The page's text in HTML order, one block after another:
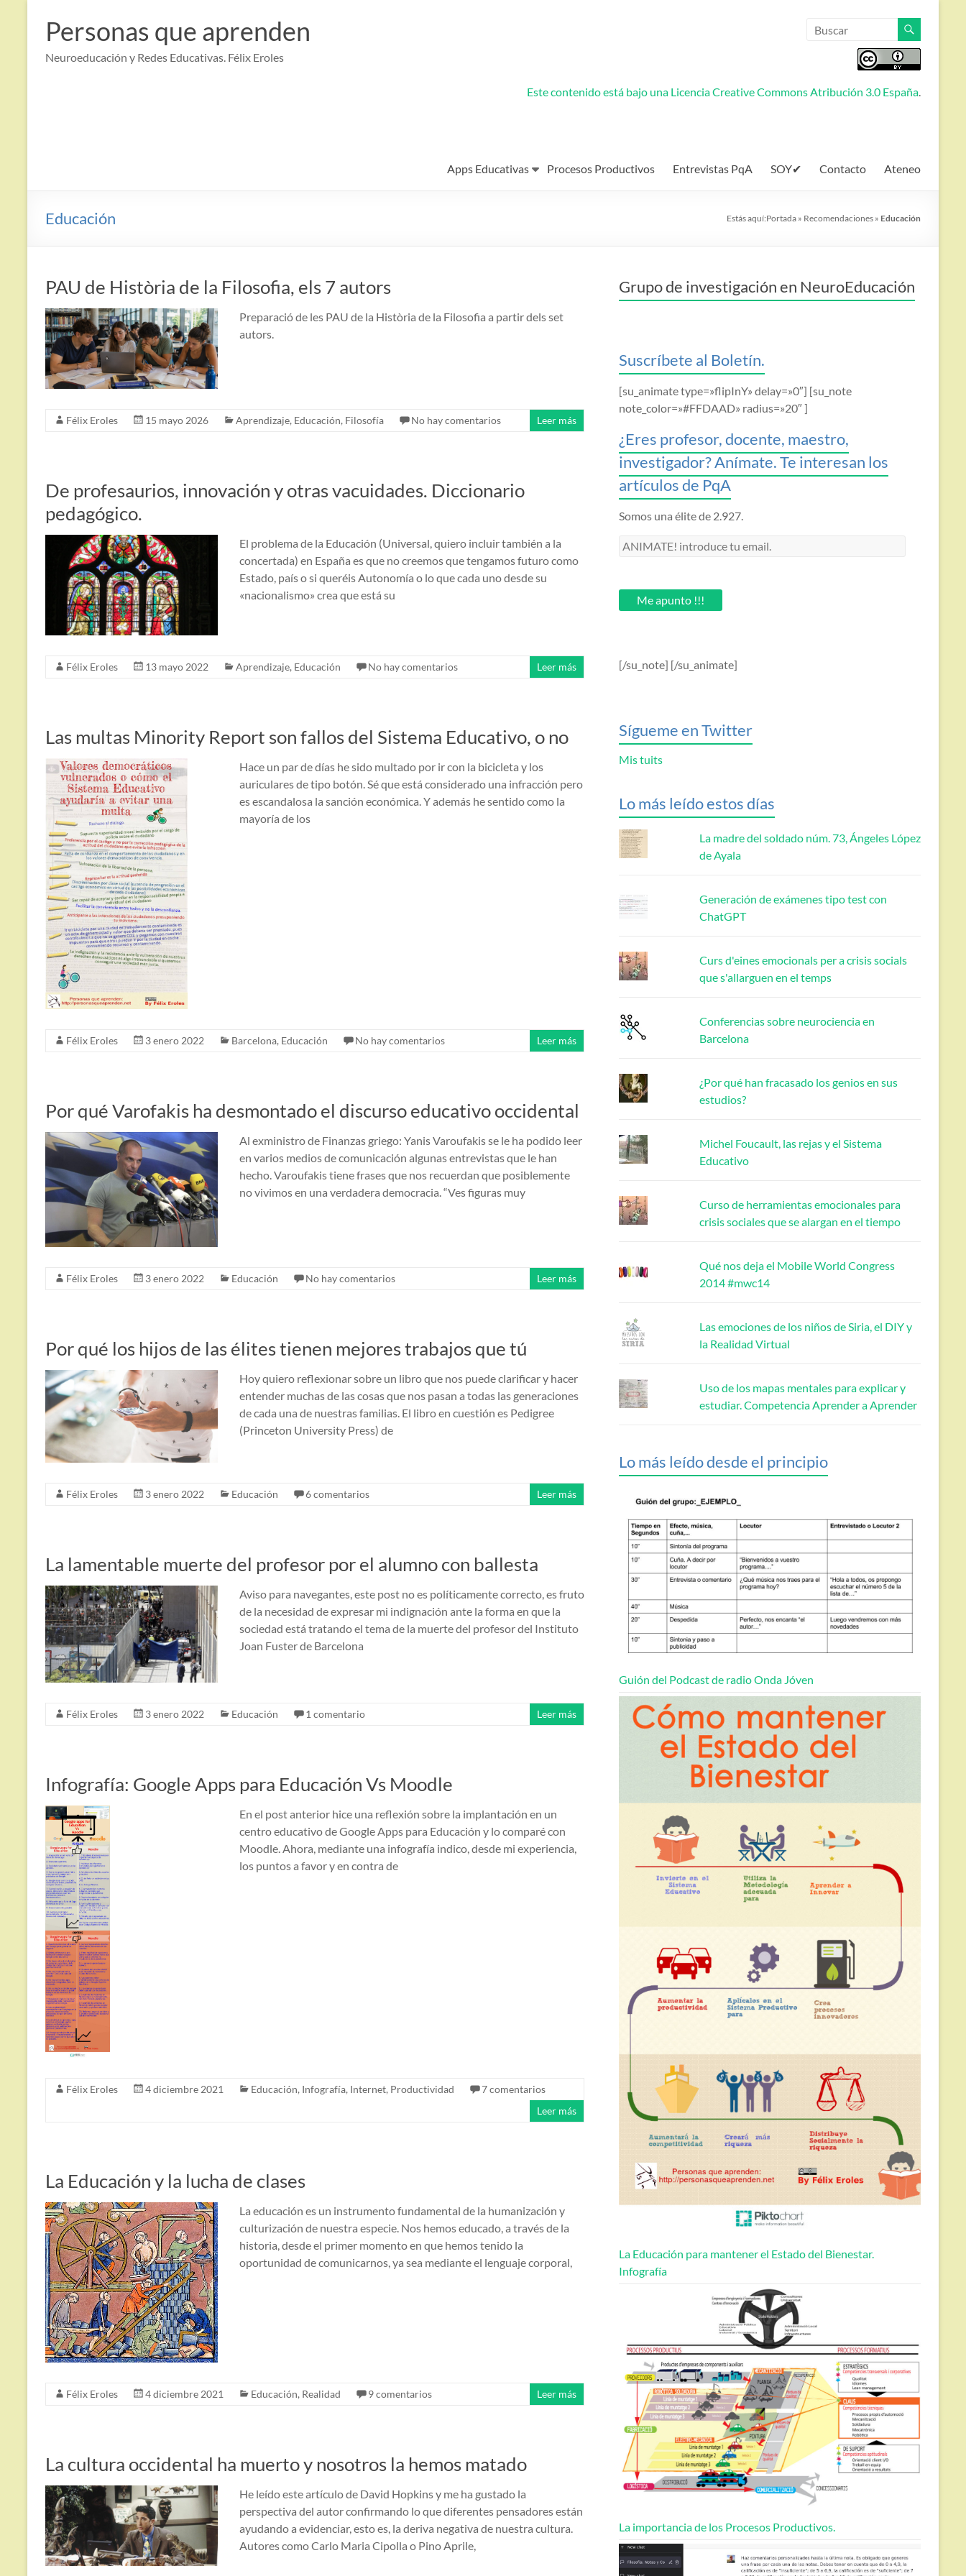
contenido
Personas que aprenden
Neuroeducación y Redes Educativas. Félix Eroles
Este contenido está bajo una Licencia Creative Commons Atribución 3.0 España.
Apps Educativas Procesos Productivos Entrevistas PqA SOY✔ Contacto Ateneo
Educación Estás aquí:Portada » Recomendaciones » Educación
PAU de Història de la Filosofia, els 7 autors
Preparació de les PAU de la Història de la Filosofia a partir dels set
autors.
Félix Eroles 15 mayo 2026 Aprendizaje, Educación, Filosofía No hay comentarios Leer más
De profesaurios, innovación y otras vacuidades. Diccionario
pedagógico.
El problema de la Educación (Universal, quiero incluir también a la
concertada) en España es que no creemos que tengamos futuro como
Estado, país o si queréis Autonomía o lo que cada uno desde su
«nacionalismo» crea que está su
Félix Eroles 13 mayo 2022 Aprendizaje, Educación No hay comentarios Leer más
Las multas Minority Report son fallos del Sistema Educativo, o no
Hace un par de días he sido multado por ir con la bicicleta y los
auriculares de tipo botón. Sé que está considerado una infracción pero
es escandalosa la sanción económica. Y además he sentido como la
mayoría de los
Félix Eroles 3 enero 2022 Barcelona, Educación No hay comentarios Leer más
Por qué Varofakis ha desmontado el discurso educativo occidental
Al exministro de Finanzas griego: Yanis Varoufakis se le ha podido leer
en varios medios de comunicación algunas entrevistas que le han
hecho. Varoufakis tiene frases que nos recuerdan que posiblemente
no vivimos en una verdadera democracia. “Ves figuras muy
Félix Eroles 3 enero 2022 Educación No hay comentarios Leer más
Por qué los hijos de las élites tienen mejores trabajos que tú
Hoy quiero reflexionar sobre un libro que nos puede clarificar y hacer
entender muchas de las cosas que nos pasan a todas las generaciones
de cada una de nuestras familias. El libro en cuestión es Pedigree
(Princeton University Press) de
Félix Eroles 3 enero 2022 Educación 6 comentarios Leer más
La lamentable muerte del profesor por el alumno con ballesta
Aviso para navegantes, este post no es políticamente correcto, es fruto
de la necesidad de expresar mi indignación ante la forma en que la
sociedad está tratando el tema de la muerte del profesor del Instituto
Joan Fuster de Barcelona
Félix Eroles 3 enero 2022 Educación 1 comentario Leer más
Infografía: Google Apps para Educación Vs Moodle
En el post anterior hice una reflexión sobre la implantación en un
centro educativo de Google Apps para Educación y lo comparé con
Moodle. Ahora, mediante una infografía indico, desde mi experiencia,
los puntos a favor y en contra de
Félix Eroles 4 diciembre 2021 Educación, Infografía, Internet, Productividad
7 comentarios
Leer más
La Educación y la lucha de clases
La educación es un instrumento fundamental de la humanización y
culturización de nuestra especie. Nos hemos educado, a través de la
historia, desde el primer momento en que hemos tenido la
oportunidad de comunicarnos, ya sea mediante el lenguaje corporal,
Félix Eroles 4 diciembre 2021 Educación, Realidad 9 comentarios Leer más
La cultura occidental ha muerto y nosotros la hemos matado
He leído este artículo de David Hopkins y me ha gustado la
perspectiva del autor confirmando lo que diferentes pensadores están
ayudando a evidenciar, esto es, la deriva negativa de nuestra cultura.
Autores como Carlo Maria Cipolla o Pino Aprile,
Grupo de investigación en NeuroEducación
Suscríbete al Boletín.
[su_animate type=»flipInY» delay=»0″] [su_note
note_color=»#FFDAAD» radius=»20″ ]
¿Eres profesor, docente, maestro,
investigador? Anímate. Te interesan los
artículos de PqA
Somos una élite de 2.927.
ANIMATE!
email.Me apunto !!!
[/su_note] [/su_animate]
Sígueme en Twitter
Mis tuits
Lo más leído estos días
La madre del soldado núm. 73, Ángeles López
de Ayala
Generación de exámenes tipo test con
ChatGPT
Curs d'eines emocionals per a crisis socials
que s'allarguen en el temps
Conferencias sobre neurociencia en
Barcelona
¿Por qué han fracasado los genios en sus
estudios?
Michel Foucault, las rejas y el Sistema
Educativo
Curso de herramientas emocionales para
crisis sociales que se alargan en el tiempo
Qué nos deja el Mobile World Congress
2014 #mwc14
Las emociones de los niños de Siria, el DIY y
la Realidad Virtual
Uso de los mapas mentales para explicar y
estudiar. Competencia Aprender a Aprender
Lo más leído desde el principio
Guión del Podcast de radio Onda Jóven
La Educación para mantener el Estado del Bienestar.
Infografía
La importancia de los Procesos Productivos.